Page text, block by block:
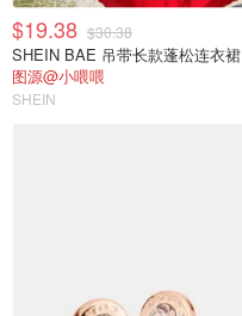
$19.38 $30.38
SHEIN BAE 吊带长款蓬松连衣裙
图源@小喂喂
SHEIN